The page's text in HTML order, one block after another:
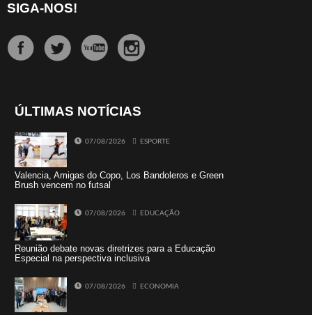
SIGA-NOS!
ÚLTIMAS NOTÍCIAS
07/08/2026 ESPORTE
Valencia, Amigas do Copo, Los Bandoleros e Green
Brush vencem no futsal
07/08/2026 EDUCAÇÃO
Reunião debate novas diretrizes para a Educação
Especial na perspectiva inclusiva
07/08/2026 ECONOMIA